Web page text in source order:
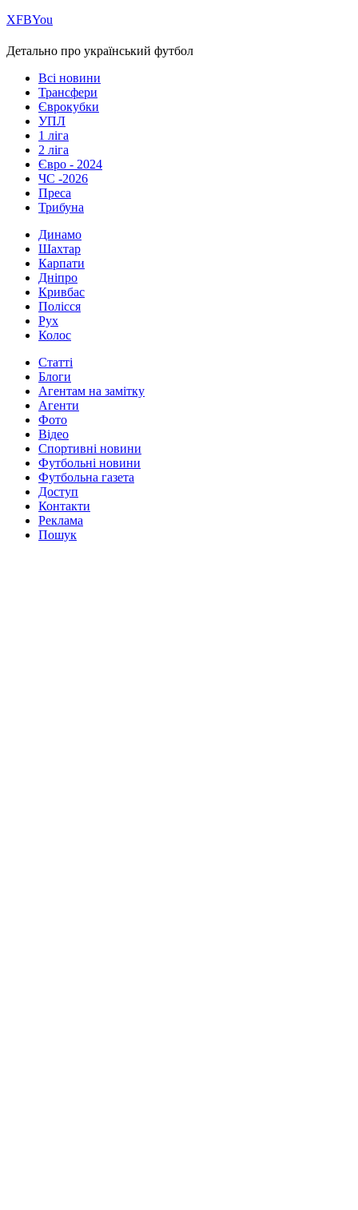
ХFBYou
Детально про український футбол
Всі новини
Трансфери
Єврокубки
УПЛ
1 ліга
2 ліга
Євро - 2024
ЧС -2026
Преса
Трибуна
Динамо
Шахтар
Карпати
Дніпро
Кривбас
Полісся
Рух
Колос
Статті
Блоги
Агентам на замітку
Агенти
Фото
Відео
Спортивні новини
Футбольні новини
Футбольна газета
Доступ
Контакти
Реклама
Пошук